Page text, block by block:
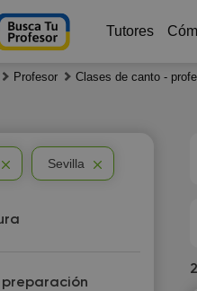
Tutores
Profesor Clases de canto -
2
Sevilla
preparación